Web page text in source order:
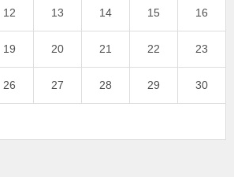
12 13 14 15 16
19 20 21 22 23
26 27 28 29 30